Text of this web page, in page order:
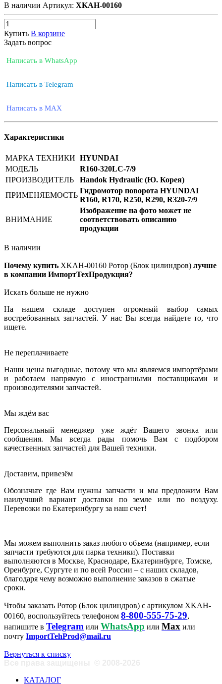
В наличии Артикул: XKAH-00160
Купить В корзине
Задать вопрос
Написать в WhatsApp
Написать в Telegram
Написать в MAX
Характеристики
МАРКА ТЕХНИКИ HYUNDAI
МОДЕЛЬ
R160-320LC-7/9
ПРОИЗВОДИТЕЛЬ
Handok Hydraulic (Ю. Корея)
ПРИМЕНЯЕМОСТЬ
Гидромотор поворота HYUNDAI
R160, R170, R250, R290, R320-7/9
ВНИМАНИЕ
Изображение на фото может не
соответствовать описанию
продукции
В наличии
Почему купить XKAH-00160 Ротор (Блок цилиндров) лучше
в компании ИмпортТехПродукция?
Искать больше не нужно
На нашем складе доступен огромный выбор самых
востребованных запчастей. У нас Вы всегда найдете то, что
ищете.
Не переплачиваете
Наши цены выгодные, потому что мы являемся импортёрами
и работаем напрямую с иностранными поставщиками и
производителями запчастей.
Мы ждём вас
Персональный менеджер уже ждёт Вашего звонка или
сообщения. Мы всегда рады помочь Вам с подбором
качественных запчастей для Вашей техники.
Доставим, привезём
Обозначьте где Вам нужны запчасти и мы предложим Вам
наилучший вариант доставки по земле или по воздуху.
Перевозки по Екатеринбургу за наш счет!
Мы можем выполнить заказ любого объема (например, если
запчасти требуются для парка техники). Поставки
выполняются в Москве, Краснодаре, Екатеринбурге, Томске,
Оренбурге, Сургуте и по всей России – с наших складов,
благодаря чему возможно выполнение заказов в сжатые
сроки.
Чтобы заказать Ротор (Блок цилиндров) с артикулом XKAH-
00160, воспользуйтесь телефоном 8-800-555-75-29,
напишите в Telegram или WhatsApp или Max или
почту ImportTehProd@mail.ru
Вернуться к списку
КАТАЛОГ